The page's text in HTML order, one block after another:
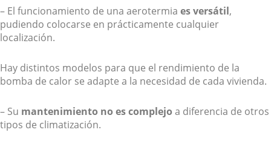
– El funcionamiento de una aerotermia es versátil,
pudiendo colocarse en prácticamente cualquier
localización.
Hay distintos modelos para que el rendimiento de la
bomba de calor se adapte a la necesidad de cada vivienda.
– Su mantenimiento no es complejo a diferencia de otros
tipos de climatización.